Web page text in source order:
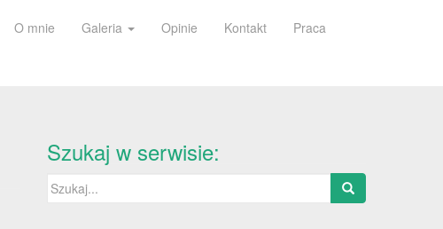
O mnie Galeria Opinie Kontakt Praca
Szukaj w serwisie:
Szukaj: